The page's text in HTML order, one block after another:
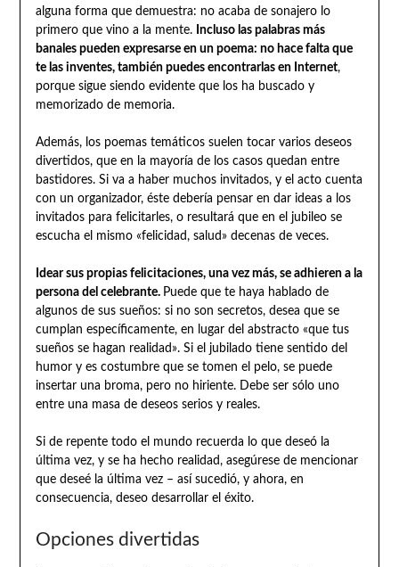
alguna forma que demuestra: no acaba de sonajero lo
primero que vino a la mente. Incluso las palabras más
banales pueden expresarse en un poema: no hace falta que
te las inventes, también puedes encontrarlas en Internet,
porque sigue siendo evidente que los ha buscado y
memorizado de memoria.
Además, los poemas temáticos suelen tocar varios deseos
divertidos, que en la mayoría de los casos quedan entre
bastidores. Si va a haber muchos invitados, y el acto cuenta
con un organizador, éste debería pensar en dar ideas a los
invitados para felicitarles, o resultará que en el jubileo se
escucha el mismo «felicidad, salud» decenas de veces.
Idear sus propias felicitaciones, una vez más, se adhieren a la
persona del celebrante. Puede que te haya hablado de
algunos de sus sueños: si no son secretos, desea que se
cumplan específicamente, en lugar del abstracto «que tus
sueños se hagan realidad». Si el jubilado tiene sentido del
humor y es costumbre que se tomen el pelo, se puede
insertar una broma, pero no hiriente. Debe ser sólo uno
entre una masa de deseos serios y reales.
Si de repente todo el mundo recuerda lo que deseó la
última vez, y se ha hecho realidad, asegúrese de mencionar
que deseé la última vez – así sucedió, y ahora, en
consecuencia, deseo desarrollar el éxito.
Opciones divertidas